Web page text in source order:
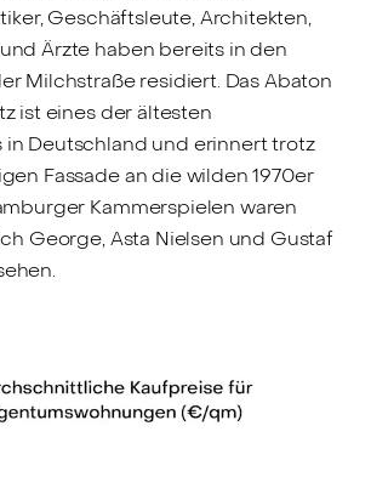
Geschäftsleute, Architekten,
Ärzte haben bereits in den
Milchstraße residiert. Das Abaton
ist eines der ältesten
in Deutschland und erinnert trotz
Fassade an die wilden 1970er
Kammerspielen waren
George, Asta Nielsen und Gustaf